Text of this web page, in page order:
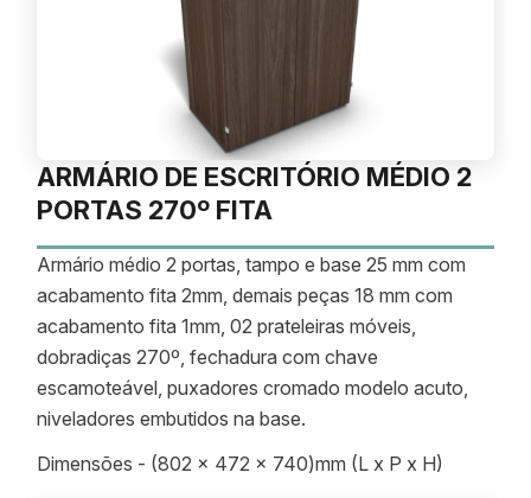
ARMÁRIO DE ESCRITÓRIO MÉDIO 2
PORTAS 270º FITA
Armário médio 2 portas, tampo e base 25 mm com
acabamento fita 2mm, demais peças 18 mm com
acabamento fita 1mm, 02 prateleiras móveis,
dobradiças 270º, fechadura com chave
escamoteável, puxadores cromado modelo acuto,
niveladores embutidos na base.
Dimensões - (802 x 472 x 740)mm (L x P x H)